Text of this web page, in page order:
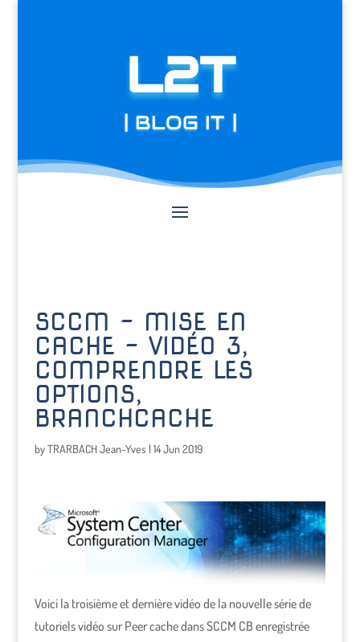
L2T
| BLOG IT |
SCCM – MISE EN
CACHE – VIDÉO 3,
COMPRENDRE LES
OPTIONS,
BRANCHCACHE
byTRARBACH Jean-Yves | 14 Jun 2019
Voici la troisième et dernière vidéo de la nouvelle série de
tutoriels vidéo sur Peer cache dans SCCM CB enregistrée